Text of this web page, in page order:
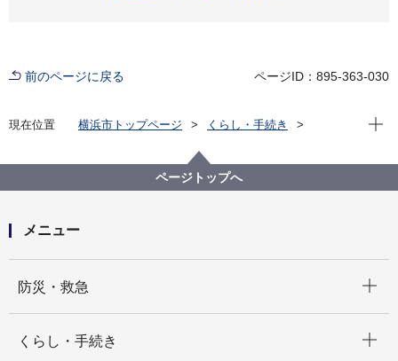
前のページに戻る ページID：895-363-030
現在位置 横浜市トップページ
くらし・手続き
小川の散歩道
現在
ページトップへ
メニュー
防災・救急
くらし・手続き